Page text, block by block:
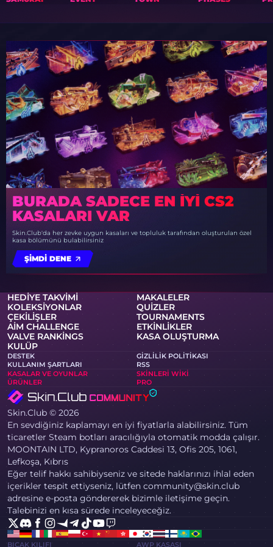
BURADA SADECE EN IYI CS2
KASALARI VAR
Skin.Club'da her zevke uygun kasaları ve topluluk tarafından oluşturulan özel
kasa bölümünü bulabilirsiniz
ŞIMDI DENE
HEDIYE TAKVIMI
MAKALELER
KOLEKSIYONLAR
QUIZLER
ÇEKILIŞLER
TOURNAMENTS
AIM CHALLENGE
ETKINLIKLER
VALVE RANKINGS
KASA OLUŞTURMA
KULÜP
DESTEK
GIZLILIK POLITIKASI
KULLANIM ŞARTLARI
RSS
KASALAR VE OYUNLAR
SKINLERI WIKI
ÜRÜNLER
PRO
Skin.Club © 2026
En sevdiğiniz kaplamayı en iyi fiyatlarla alabilirsiniz. Tüm
ticaretler Steam botları aracılığıyla otomatik modda çalışır.
MOONTAIN LTD, Kypranoros Caddesi 13, Ofis 205, 1061,
Lefkoşa, Kıbrıs
Eğer telif hakkı sahibiyseniz ve sitede haklarınızı ihlal eden
içerikler tespit ettiyseniz, lütfen community@skin.club
adresine e-posta göndererek bizimle iletişime geçin.
Talebinizi en kısa sürede inceleyeceğiz.
BIÇAK KILIFI AWP KASASI